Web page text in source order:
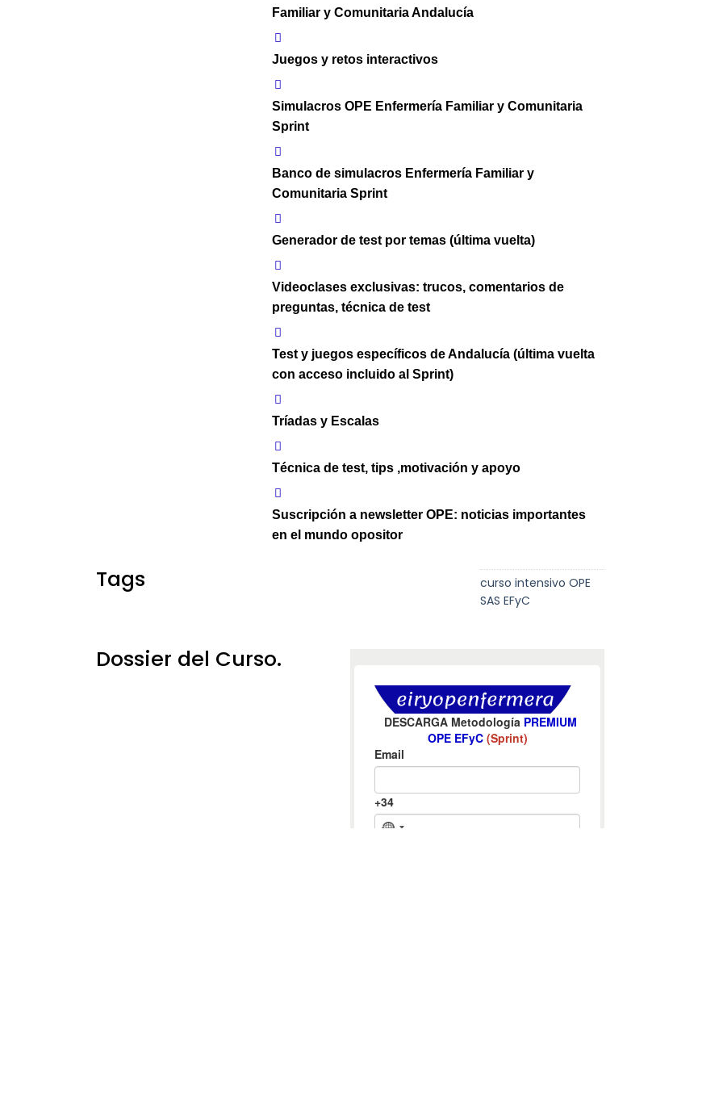
Familiar y Comunitaria Andalucía
Juegos y retos interactivos
Simulacros OPE Enfermería Familiar y Comunitaria
Sprint
Banco de simulacros Enfermería Familiar y
Comunitaria Sprint
Generador de test por temas (última vuelta)
Videoclases exclusivas: trucos, comentarios de
preguntas, técnica de test
Test y juegos específicos de Andalucía (última vuelta
con acceso incluido al Sprint)
Tríadas y Escalas
Técnica de test, tips ,motivación y apoyo
Suscripción a newsletter OPE: noticias importantes
en el mundo opositor
Tags
curso intensivo OPE
SAS EFyC
Dossier del Curso.